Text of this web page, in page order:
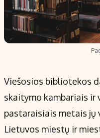
Viešosios bibliotekos
skaitymo kambariais ir
pastaraisiais metais jų
Lietuvos miestų ir